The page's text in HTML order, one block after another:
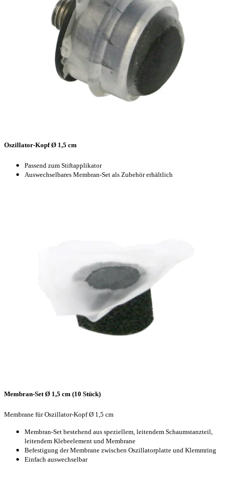
Oszillator-Kopf Ø 1,5 cm
Passend zum Stiftapplikator
Auswechselbares Membran-Set als Zubehör erhältlich
Membran-Set Ø 1,5 cm (10 Stück)
Membrane für Oszillator-Kopf Ø 1,5 cm
Membran-Set bestehend aus speziellem, leitendem Schaumstanzteil,
leitendem Klebeelement und Membrane
Befestigung der Membrane zwischen Oszillatorplatte und Klemmring
Einfach auswechselbar